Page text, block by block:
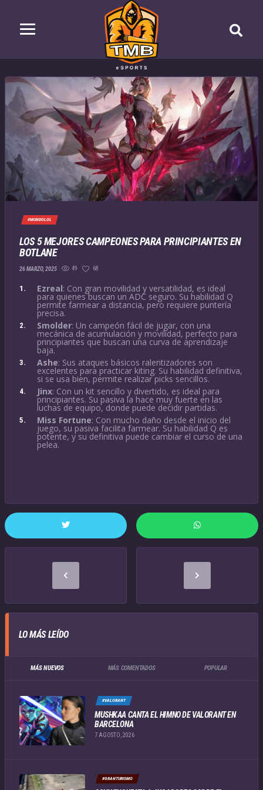
#MUNDOLOL
LOS 5 MEJORES CAMPEONES PARA PRINCIPIANTES EN
BOTLANE
26 MARZO, 2025 49 68
Ezreal: Con gran movilidad y versatilidad, es ideal
para quienes buscan un ADC seguro. Su habilidad Q
permite farmear a distancia, pero requiere puntería
precisa.
Smolder: Un campeón fácil de jugar, con una
mecánica de acumulación y movilidad, perfecto para
principiantes que buscan una curva de aprendizaje
baja.
Ashe: Sus ataques básicos ralentizadores son
excelentes para practicar kiting. Su habilidad definitiva,
si se usa bien, permite realizar picks sencillos.
Jinx: Con un kit sencillo y divertido, es ideal para
principiantes. Su pasiva la hace muy fuerte en las
luchas de equipo, donde puede decidir partidas.
Miss Fortune: Con mucho daño desde el inicio del
juego, su pasiva facilita farmear. Su habilidad Q es
potente, y su definitiva puede cambiar el curso de una
pelea.
LO MÁS LEÍDO
MÁS NUEVOS MÁS COMENTADOS POPULAR
#VALORANT
MUSHKAA CANTA EL HIMNO DE VALORANT EN
BARCELONA
7 AGOSTO, 2026
#GRANTURISMO